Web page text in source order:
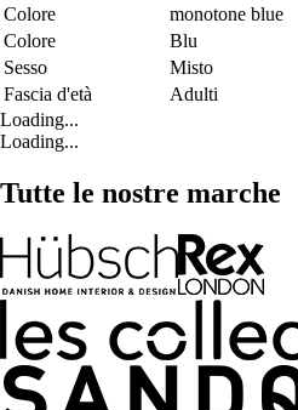
Colore
monotone blue
Colore
Blu
Sesso
Misto
Fascia d'età
Adulti
Loading...
Loading...
Tutte le nostre marche